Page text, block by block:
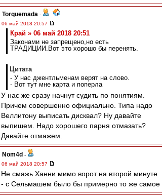
Torquemada -
06 май 2018 20:57
Край » 06 май 2018 20:51
Законами не запрещено,но есть
ТРАДИЦИИ.Вот это хорошо бы перенять.
Цитата
- У нас джентльменам верят на слово.
- Вот тут мне карта и поперла
У нас же сразу начнут судить по понятиям.
Причем совершенно официально. Типа надо
Веллитону выписать дисквал? Ну давайте
выпишем. Надо хорошего парня отмазать?
Давайте отмажем.
Nom4d -
06 май 2018 20:57
Не смажь Ханни мимо ворот на второй минуте
- с Сельмашем было бы примерно то же самое